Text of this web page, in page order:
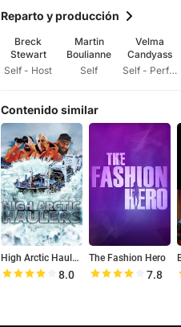
Reparto y producción
Breck
Stewart
Self - Host
Martin
Boulianne
Self
Velma
Candyass
Self - Performer
Contenido similar
High Arctic Haulers
8.0
The Fashion Hero
7.8